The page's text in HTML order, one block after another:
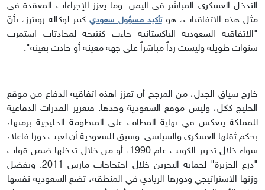
التدخل العسكري المباشر في اليمن. وما يعزز الإجراءات المعقدة في
مثل هذه الاتفاقيات، هوتأكيد مسؤول سعوديكبير لوكالة رويترز، بأنّ
"الاتفاقية السعودية الباكستانية جاءت كنتيجة لمحادثات استمرت
سنوات طويلة وليست رداً مباشراً على جهة معينة أو حادث بعينه".
خارج سياق الجدل، من المرجح أن تعزز اهذه اتفاقية الدفاع من موقع
الخليج ككل، وليس موقع السعودية وحدها. فتعزيز القدرات الدفاعية
للمملكة ينعكس في نهاية المطاف على المنظومة الخليجية برمتها،
بحكم ثقلها العسكري والسياسي. وسبق للسعودية أن لعبت دورا فاعلا،
سواء خلال تحرير الكويت عام 1990، أو من خلال تدخلها ضمن قوات
"درع الجزيرة" لحماية البحرين خلال احتجاجات مارس 2011. وبفضل
وزنها الاستراتيجي ودورها الريادي في المنطقة، تضع السعودية نفسها